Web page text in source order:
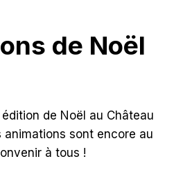
de Noël
de Noël au Château
animations sont encore au
à tous !